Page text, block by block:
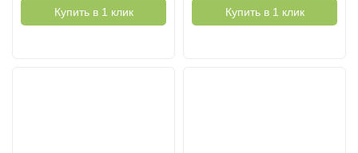
Купить в 1 клик Купить в 1 клик